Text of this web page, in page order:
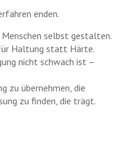
enden.
selbst gestalten.
Haltung statt Härte.
nicht schwach ist –
zu übernehmen, die
zu finden, die trägt.